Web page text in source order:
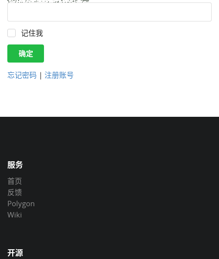
记住我
确定
忘记密码 | 注册账号
服务
首页
反馈
Polygon
Wiki
开源